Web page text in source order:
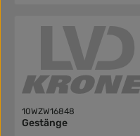
10WZW16848
Gestänge